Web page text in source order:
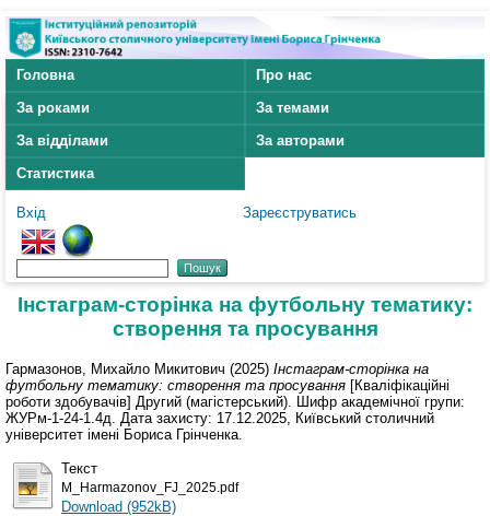
Головна
Про нас
За роками
За темами
За відділами
За авторами
Статистика
Вхід Зареєструватись
Інстаграм-сторінка на футбольну тематику:
створення та просування
Гармазонов, Михайло Микитович (2025) Інстаграм-сторінка на
футбольну тематику: створення та просування [Кваліфікаційні
роботи здобувачів] Другий (магістерський). Шифр академічної групи:
ЖУРм-1-24-1.4д. Дата захисту: 17.12.2025, Київський столичний
університет імені Бориса Грінченка.
Текст
M_Harmazonov_FJ_2025.pdf
Download (952kB)